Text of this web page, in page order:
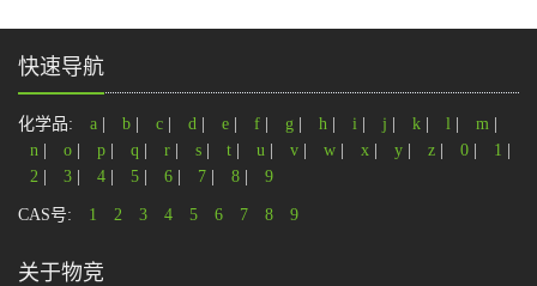
快速导航
化学品: a b c d e f g h i j k l m
n
o p q r s t u v w x y z 0 1
2
3 4 5 6 7 8 9
CAS号: 1 2 3 4 5 6 7 8 9
关于物竞